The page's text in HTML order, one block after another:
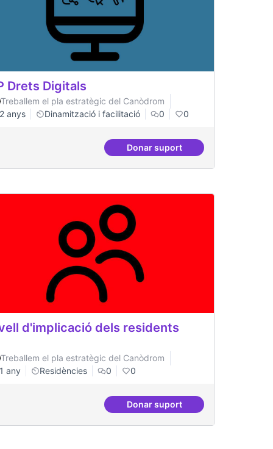
Drets Digitals
Treballem el pla estratègic del Canòdrom
2 anys
Dinamització i facilitació 0 0
Donar suportILP Drets Digitals
i democràtics
d'implicació dels residents
Treballem el pla estratègic del Canòdrom
1 any
Residències 0 0
Donar suportNivell d'implicació dels